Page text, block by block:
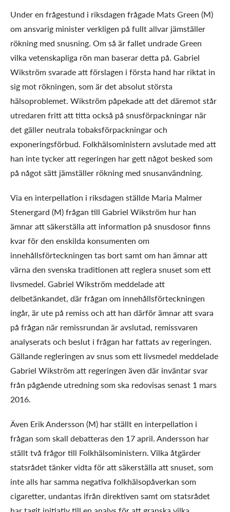
Under en frågestund i riksdagen frågade Mats Green (M)
om ansvarig minister verkligen på fullt allvar jämställer
rökning med snusning. Om så är fallet undrade Green
vilka vetenskapliga rön man baserar detta på. Gabriel
Wikström svarade att förslagen i första hand har riktat in
sig mot rökningen, som är det absolut största
hälsoproblemet. Wikström påpekade att det däremot står
utredaren fritt att titta också på snusförpackningar när
det gäller neutrala tobaksförpackningar och
exponeringsförbud. Folkhälsoministern avslutade med att
han inte tycker att regeringen har gett något besked som
på något sätt jämställer rökning med snusanvändning.
Via en interpellation i riksdagen ställde Maria Malmer
Stenergard (M) frågan till Gabriel Wikström hur han
ämnar att säkerställa att information på snusdosor finns
kvar för den enskilda konsumenten om
innehållsförteckningen tas bort samt om han ämnar att
värna den svenska traditionen att reglera snuset som ett
livsmedel. Gabriel Wikström meddelade att
delbetänkandet, där frågan om innehållsförteckningen
ingår, är ute på remiss och att han därför ämnar att svara
på frågan när remissrundan är avslutad, remissvaren
analyserats och beslut i frågan har fattats av regeringen.
Gällande regleringen av snus som ett livsmedel meddelade
Gabriel Wikström att regeringen även där inväntar svar
från pågående utredning som ska redovisas senast 1 mars
2016.
Även Erik Andersson (M) har ställt en interpellation i
frågan som skall debatteras den 17 april. Andersson har
ställt två frågor till Folkhälsoministern. Vilka åtgärder
statsrådet tänker vidta för att säkerställa att snuset, som
inte alls har samma negativa folkhälsopåverkan som
cigaretter, undantas ifrån direktiven samt om statsrådet